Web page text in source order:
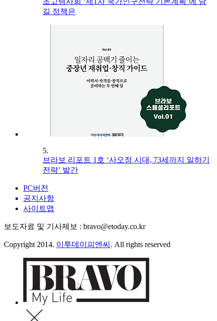
길 정책은
5.
브라보 리포트 1호 ‘사오정 시대, 73세까지 일하기
전략’ 발간
PC버전
공지사항
사이트맵
보도자료 및 기사제보 : bravo@etoday.co.kr
Copyright 2014. 이투데이피엔씨 . All rights reserved